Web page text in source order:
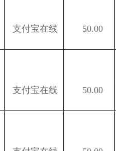
支付宝在线 50.00
支付宝在线 50.00